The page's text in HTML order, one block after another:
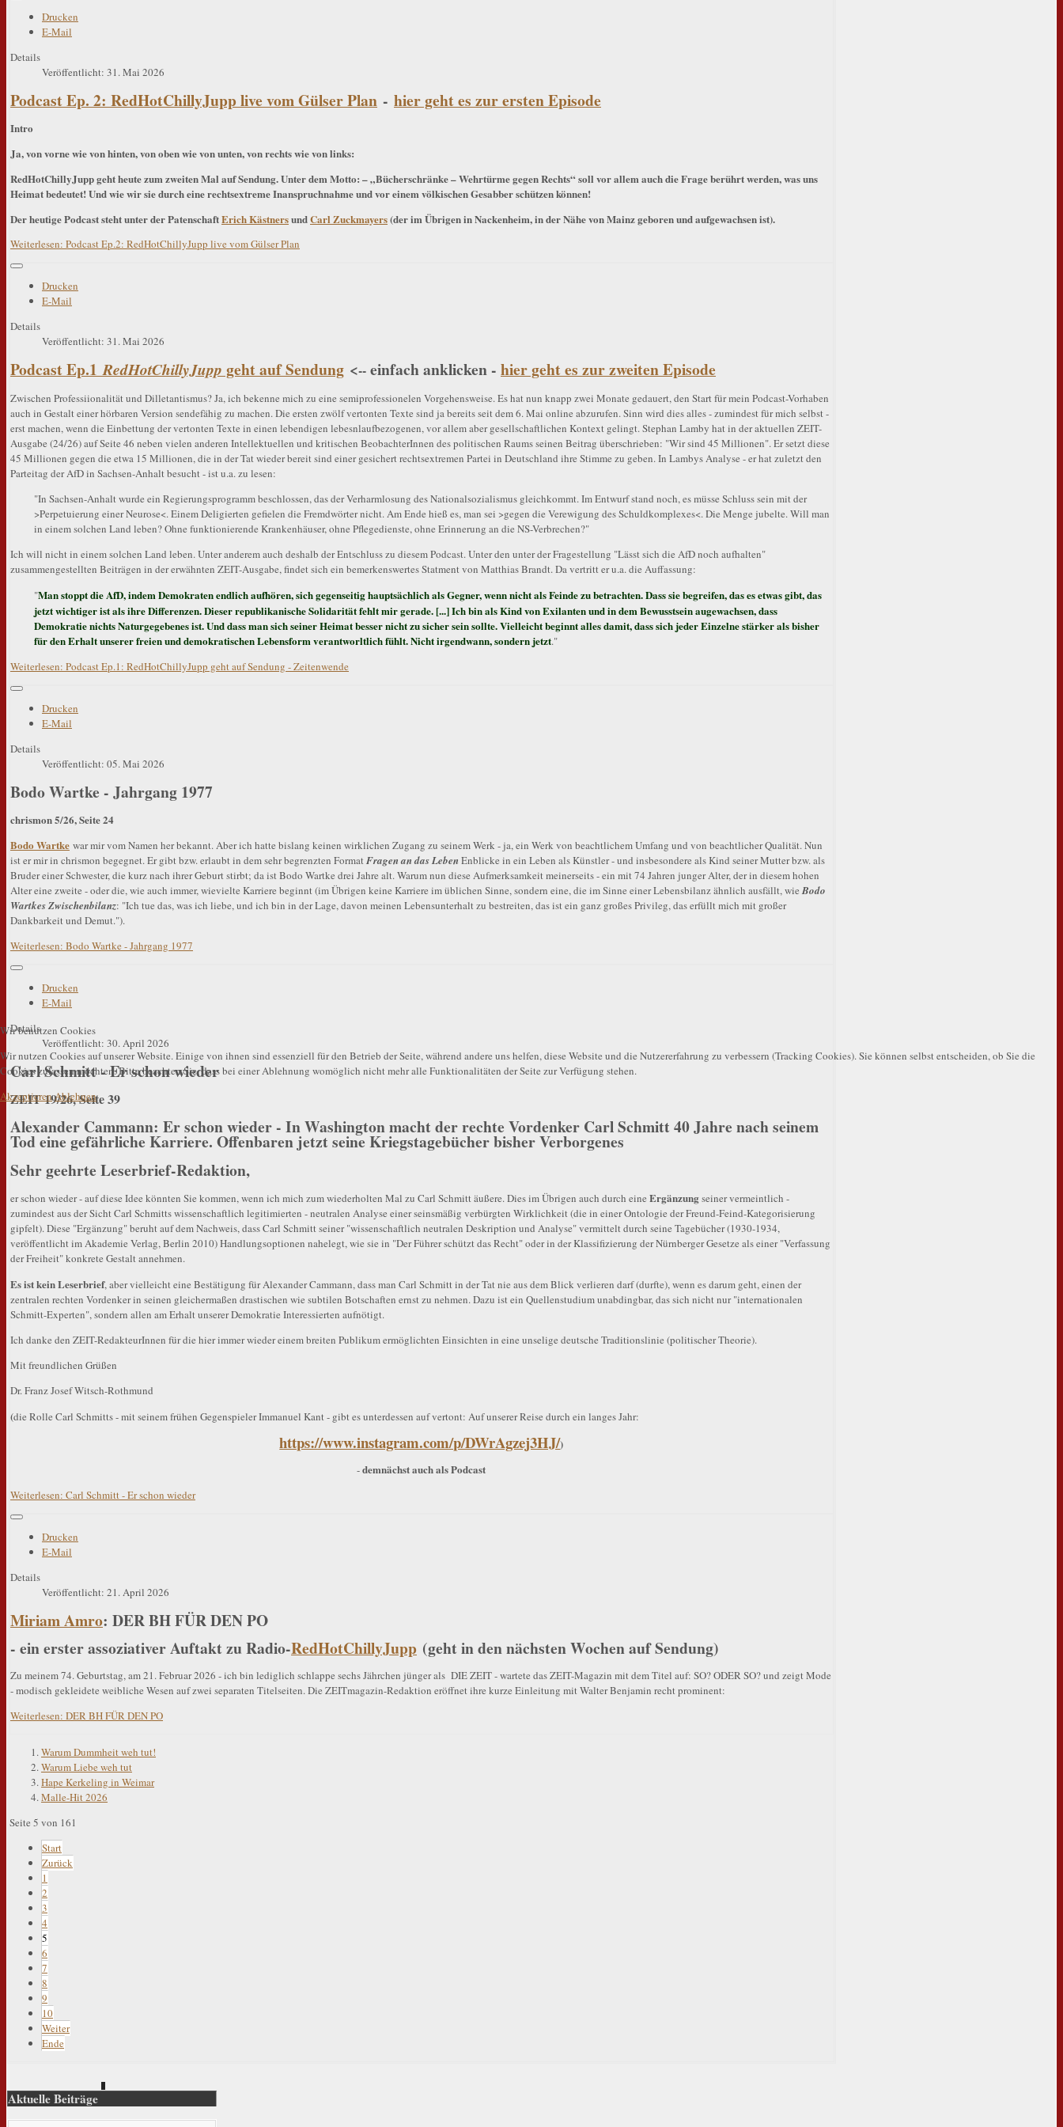
Drucken
E-Mail
Details
Veröffentlicht: 31. Mai 2026
Podcast Ep. 2: RedHotChillyJupp live vom Gülser Plan - hier geht es zur ersten Episode
Intro
Ja, von vorne wie von hinten, von oben wie von unten, von rechts wie von links:
RedHotChillyJupp geht heute zum zweiten Mal auf Sendung. Unter dem Motto: – „Bücherschränke – Wehrtürme gegen Rechts“ soll vor allem auch die Frage berührt werden, was uns
Heimat bedeutet! Und wie wir sie durch eine rechtsextreme Inanspruchnahme und vor einem völkischen Gesabber schützen können!
Der heutige Podcast steht unter der PatenschaftErich KästnersundCarl Zuckmayers(der im Übrigen in Nackenheim, in der Nähe von Mainz geboren und aufgewachsen ist).
Weiterlesen: Podcast Ep.2: RedHotChillyJupp live vom Gülser Plan
Drucken
E-Mail
Details
Veröffentlicht: 31. Mai 2026
Podcast Ep.1RedHotChillyJupp geht auf Sendung <-- einfach anklicken - hier geht es zur zweiten Episode
Zwischen Professiionalität und Dilletantismus? Ja, ich bekenne mich zu eine semiprofessionelen Vorgehensweise. Es hat nun knapp zwei Monate gedauert, den Start für mein Podcast-Vorhaben
auch in Gestalt einer hörbaren Version sendefähig zu machen. Die ersten zwölf vertonten Texte sind ja bereits seit dem 6. Mai online abzurufen. Sinn wird dies alles - zumindest für mich selbst -
erst machen, wenn die Einbettung der vertonten Texte in einen lebendigen lebesnlaufbezogenen, vor allem aber gesellschaftlichen Kontext gelingt. Stephan Lamby hat in der aktuellen ZEIT-
Ausgabe (24/26) auf Seite 46 neben vielen anderen Intellektuellen und kritischen BeobachterInnen des politischen Raums seinen Beitrag überschrieben: "Wir sind 45 Millionen". Er setzt diese
45 Millionen gegen die etwa 15 Millionen, die in der Tat wieder bereit sind einer gesichert rechtsextremen Partei in Deutschland ihre Stimme zu geben. In Lambys Analyse - er hat zuletzt den
Parteitag der AfD in Sachsen-Anhalt besucht - ist u.a. zu lesen:
"In Sachsen-Anhalt wurde ein Regierungsprogramm beschlossen, das der Verharmlosung des Nationalsozialismus gleichkommt. Im Entwurf stand noch, es müsse Schluss sein mit der
>Perpetuierung einer Neurose<. Einem Deligierten gefielen die Fremdwörter nicht. Am Ende hieß es, man sei >gegen die Verewigung des Schuldkomplexes<. Die Menge jubelte. Will man
in einem solchen Land leben? Ohne funktionierende Krankenhäuser, ohne Pflegedienste, ohne Erinnerung an die NS-Verbrechen?"
Ich will nicht in einem solchen Land leben. Unter anderem auch deshalb der Entschluss zu diesem Podcast. Unter den unter der Fragestellung "Lässt sich die AfD noch aufhalten"
zusammengestellten Beiträgen in der erwähnten ZEIT-Ausgabe, findet sich ein bemerkenswertes Statment von Matthias Brandt. Da vertritt er u.a. die Auffassung:
"Man stoppt die AfD, indem Demokraten endlich aufhören, sich gegenseitig hauptsächlich als Gegner, wenn nicht als Feinde zu betrachten. Dass sie begreifen, das es etwas gibt, das
jetzt wichtiger ist als ihre Differenzen. Dieser republikanische Solidarität fehlt mir gerade. [...] Ich bin als Kind von Exilanten und in dem Bewusstsein augewachsen, dass
Demokratie nichts Naturgegebenes ist. Und dass man sich seiner Heimat besser nicht zu sicher sein sollte. Vielleicht beginnt alles damit, dass sich jeder Einzelne stärker als bisher
für den Erhalt unserer freien und demokratischen Lebensform verantworltlich fühlt. Nicht irgendwann, sondern jetzt."
Weiterlesen: Podcast Ep.1: RedHotChillyJupp geht auf Sendung - Zeitenwende
Drucken
E-Mail
Details
Veröffentlicht: 05. Mai 2026
Bodo Wartke - Jahrgang 1977
chrismon 5/26, Seite 24
Bodo Wartke war mir vom Namen her bekannt. Aber ich hatte bislang keinen wirklichen Zugang zu seinem Werk - ja, ein Werk von beachtlichem Umfang und von beachtlicher Qualität. Nun
ist er mir in chrismon begegnet. Er gibt bzw. erlaubt in dem sehr begrenzten FormatFragen an das LebenEnblicke in ein Leben als Künstler - und insbesondere als Kind seiner Mutter bzw. als
Bruder einer Schwester, die kurz nach ihrer Geburt stirbt; da ist Bodo Wartke drei Jahre alt. Warum nun diese Aufmerksamkeit meinerseits - ein mit 74 Jahren junger Alter, der in diesem hohen
Alter eine zweite - oder die, wie auch immer, wievielte Karriere beginnt (im Übrigen keine Karriere im üblichen Sinne, sondern eine, die im Sinne einer Lebensbilanz ähnlich ausfällt, wie Bodo
Wartkes Zwischenbilanz: "Ich tue das, was ich liebe, und ich bin in der Lage, davon meinen Lebensunterhalt zu bestreiten, das ist ein ganz großes Privileg, das erfüllt mich mit großer
Dankbarkeit und Demut.").
Weiterlesen: Bodo Wartke - Jahrgang 1977
Drucken
E-Mail
Details
Veröffentlicht: 30. April 2026
Carl Schmitt - Er schon wieder
ZEIT 19/26, Seite 39
Alexander Cammann: Er schon wieder - In Washington macht der rechte Vordenker Carl Schmitt 40 Jahre nach seinem
Tod eine gefährliche Karriere. Offenbaren jetzt seine Kriegstagebücher bisher Verborgenes
Sehr geehrte Leserbrief-Redaktion,
er schon wieder - auf diese Idee könnten Sie kommen, wenn ich mich zum wiederholten Mal zu Carl Schmitt äußere. Dies im Übrigen auch durch eine Ergänzungseiner vermeintlich -
zumindest aus der Sicht Carl Schmitts wissenschaftlich legitimierten - neutralen Analyse einer seinsmäßig verbürgten Wirklichkeit (die in einer Ontologie der Freund-Feind-Kategorisierung
gipfelt). Diese "Ergänzung" beruht auf dem Nachweis, dass Carl Schmitt seiner "wissenschaftlich neutralen Deskription und Analyse" vermittelt durch seine Tagebücher (1930-1934,
veröffentlicht im Akademie Verlag, Berlin 2010) Handlungsoptionen nahelegt, wie sie in "Der Führer schützt das Recht" oder in der Klassifizierung der Nürnberger Gesetze als einer "Verfassung
der Freiheit" konkrete Gestalt annehmen.
Es ist kein Leserbrief, aber vielleicht eine Bestätigung für Alexander Cammann, dass man Carl Schmitt in der Tat nie aus dem Blick verlieren darf (durfte), wenn es darum geht, einen der
zentralen rechten Vordenker in seinen gleichermaßen drastischen wie subtilen Botschaften ernst zu nehmen. Dazu ist ein Quellenstudium unabdingbar, das sich nicht nur "internationalen
Schmitt-Experten", sondern allen am Erhalt unserer Demokratie Interessierten aufnötigt.
Ich danke den ZEIT-RedakteurInnen für die hier immer wieder einem breiten Publikum ermöglichten Einsichten in eine unselige deutsche Traditionslinie (politischer Theorie).
Mit freundlichen Grüßen
Dr. Franz Josef Witsch-Rothmund
(die Rolle Carl Schmitts - mit seinem frühen Gegenspieler Immanuel Kant - gibt es unterdessen auf vertont: Auf unserer Reise durch ein langes Jahr:
https://www.instagram.com/p/DWrAgzej3HJ/)
-demnächst auch als Podcast
Weiterlesen: Carl Schmitt - Er schon wieder
Drucken
E-Mail
Details
Veröffentlicht: 21. April 2026
Miriam Amro: DER BH FÜR DEN PO
- ein erster assoziativer Auftakt zu Radio-RedHotChillyJupp (geht in den nächsten Wochen auf Sendung)
Zu meinem 74. Geburtstag, am 21. Februar 2026 - ich bin lediglich schlappe sechs Jährchen jünger als DIE ZEIT - wartete das ZEIT-Magazin mit dem Titel auf: SO? ODER SO? und zeigt Mode
- modisch gekleidete weibliche Wesen auf zwei separaten Titelseiten. Die ZEITmagazin-Redaktion eröffnet ihre kurze Einleitung mit Walter Benjamin recht prominent:
Weiterlesen: DER BH FÜR DEN PO
Warum Dummheit weh tut!
Warum Liebe weh tut
Hape Kerkeling in Weimar
Malle-Hit 2026
Seite 5 von 161
Start
Zurück
1
2
3
4
5
6
7
8
9
10
Weiter
Ende
Aktuelle Beiträge
Wir benutzen Cookies
Wir nutzen Cookies auf unserer Website. Einige von ihnen sind essenziell für den Betrieb der Seite, während andere uns helfen, diese Website und die Nutzererfahrung zu verbessern (Tracking Cookies). Sie können selbst entscheiden, ob Sie die
Cookies zulassen möchten. Bitte beachten Sie, dass bei einer Ablehnung womöglich nicht mehr alle Funktionalitäten der Seite zur Verfügung stehen.
AkzeptierenAblehnen